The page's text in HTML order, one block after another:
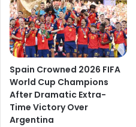
Spain Crowned 2026 FIFA
World Cup Champions
After Dramatic Extra-
Time Victory Over
Argentina